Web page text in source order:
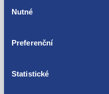
souhlasu
Nutné
Preferenční
Statistické
Volkswagen Touareg 2002